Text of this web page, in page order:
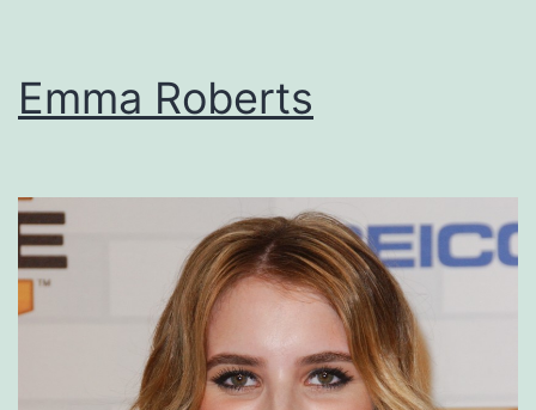
Emma Roberts